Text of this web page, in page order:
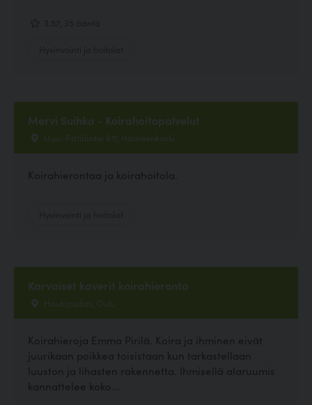
Mervi Suihko - Koirahoitopalvelut
Uusi-Pätiläntie 811, Hämeenkoski
Koirahierontaa ja koirahoitola.
Karvaiset kaverit koirahieronta
Haukipudas, Oulu
Koirahieroja Emma Pirilä. Koira ja ihminen eivät
juurikaan poikkea toisistaan kun tarkastellaan
luuston ja lihasten rakennetta. Ihmisellä alaruumis
kannattelee koko...